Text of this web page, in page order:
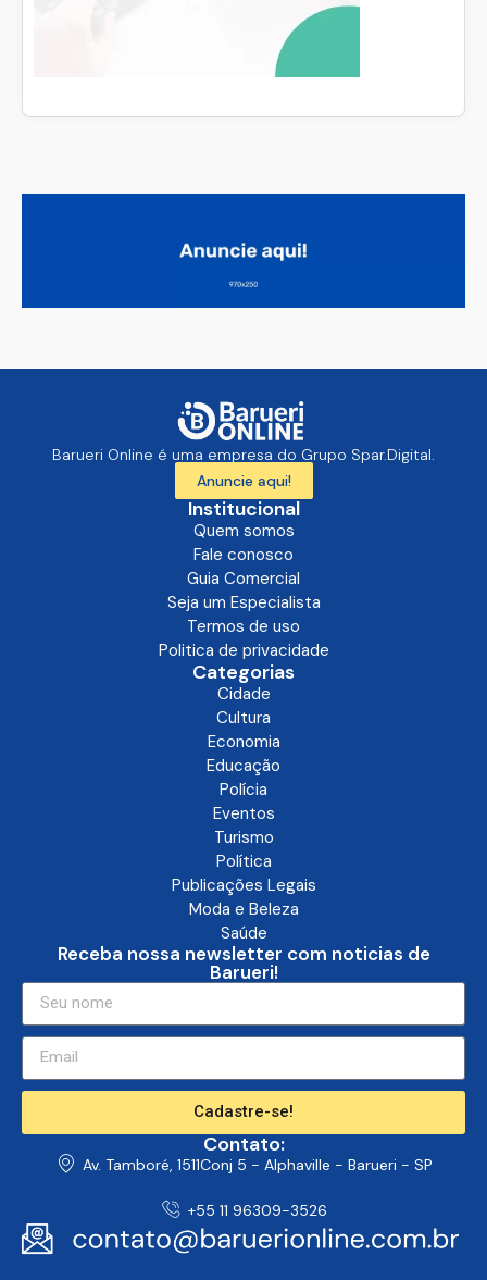
Barueri Online é uma empresa do Grupo Spar.Digital.
Anuncie aqui!
Institucional
Quem somos
Fale conosco
Guia Comercial
Seja um Especialista
Termos de uso
Politica de privacidade
Categorias
Cidade
Cultura
Economia
Educação
Polícia
Eventos
Turismo
Política
Publicações Legais
Moda e Beleza
Saúde
Receba nossa newsletter com noticias de
Barueri!
Cadastre-se!
Contato:
Av. Tamboré, 1511Conj 5 - Alphaville - Barueri - SP
+55 11 96309-3526